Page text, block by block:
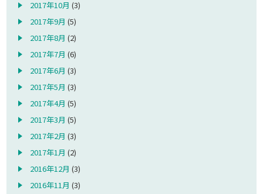
2017年10月 (3)
2017年9月 (5)
2017年8月 (2)
2017年7月 (6)
2017年6月 (3)
2017年5月 (3)
2017年4月 (5)
2017年3月 (5)
2017年2月 (3)
2017年1月 (2)
2016年12月 (3)
2016年11月 (3)